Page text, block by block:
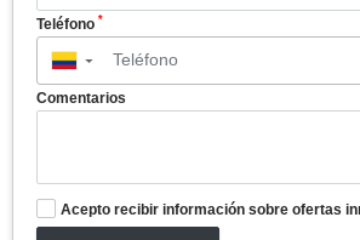
Teléfono *
▼
Comentarios
Acepto recibir información sobre ofertas